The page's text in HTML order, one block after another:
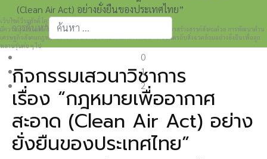
เว็บไซต์วีระศักดิ์ โควสุรัตน์ www.weerasak.org
มีความมุ่งมั่นเเละตั้งใจในการเผยแพร่เรื่องราวความรู้ความเข้าใจในการสร้างสรรค์สังคมด้วย การพัฒนาด้าน
เศรษฐกิจสังคมกฎหมายและการปกครอง เพื่อให้เกิดการพัฒนาที่เป็นมิตรกับสิ่งแวดล้อมอย่างยั่งยืนเพื่อลูก
หลานรุ่นต่อ ๆ ไป
0
1
2
(Clean Air Act) อย่างยั่งยืนของประเทศไทย”
การค้นหา
Type 2 or more characters for results.
กิจกรรมเสวนาวิชาการ
เรื่อง “กฎหมายเพื่ออากาศ
สะอาด (Clean Air Act) อย่าง
ยั่งยืนของประเทศไทย”